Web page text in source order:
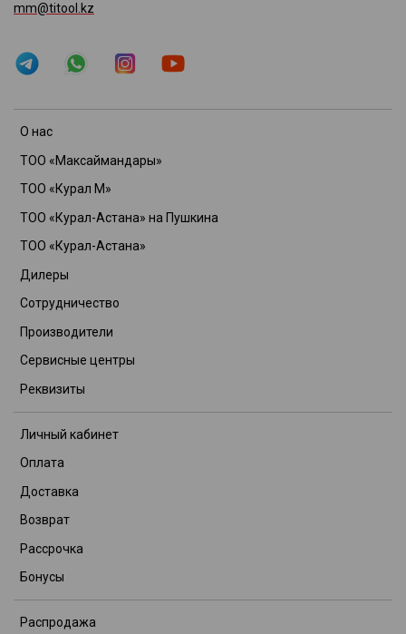
О нас
ТОО «Максаймандары»
ТОО «Курал М»
ТОО «Курал-Астана» на Пушкина
ТОО «Курал-Астана»
Дилеры
Сотрудничество
Производители
Сервисные центры
Реквизиты
Личный кабинет
Оплата
Доставка
Возврат
Рассрочка
Бонусы
Распродажа
mm@titool.kz